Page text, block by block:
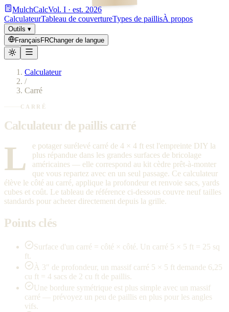
MulchCalcVol. I · est. 2026
CalculateurTableau de couvertureTypes de paillisÀ propos
Outils ▾
Français FRChanger de langue
Calculateur
/
Carré
CARRÉ
Calculateur de paillis carré
L
e potager surélevé carré de 4 × 4 ft est l'empreinte DIY la
plus répandue dans les grandes surfaces de bricolage
américaines — elle correspond au kit cèdre prêt-à-monter
que vous repartez avec en un seul passage. Ce calculateur
élève le côté au carré, applique la profondeur et renvoie sacs, yards
cubes et coût. Le tableau de référence ci-dessous couvre neuf tailles
standards pour acheter directement depuis la grille.
Points clés
Surface d'un carré = côté × côté. Un carré 5 × 5 ft = 25 sq
ft.
À 3″ de profondeur, un massif carré 5 × 5 ft demande 6,25
cu ft = 4 sacs de 2 cu ft de paillis.
Une bordure symétrique est plus simple avec un massif
carré — prévoyez un peu de paillis en plus pour les angles
vifs.